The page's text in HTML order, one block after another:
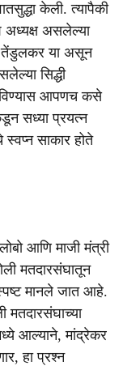
केली. त्यापैकी
अध्यक्ष असलेल्या
तेंडुलकर या असून
सिद्धी
आपणच कसे
सध्या प्रयत्न
साकार होते
आणि माजी मंत्री
मतदारसंघातून
मानले जात आहे.
मतदारसंघाच्या
आल्याने, मांद्रेकर
हा प्रश्न